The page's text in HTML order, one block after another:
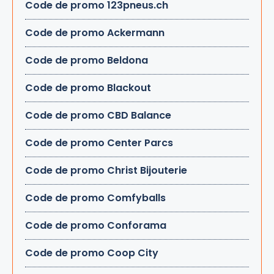
Code de promo 123pneus.ch
Code de promo Ackermann
Code de promo Beldona
Code de promo Blackout
Code de promo CBD Balance
Code de promo Center Parcs
Code de promo Christ Bijouterie
Code de promo Comfyballs
Code de promo Conforama
Code de promo Coop City